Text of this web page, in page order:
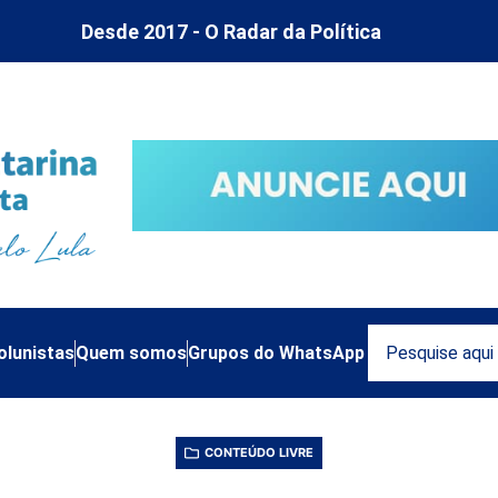
Desde 2017 - O Radar da Política
Quem somosGrupos do WhatsApp
CONTEÚDO LIVRE